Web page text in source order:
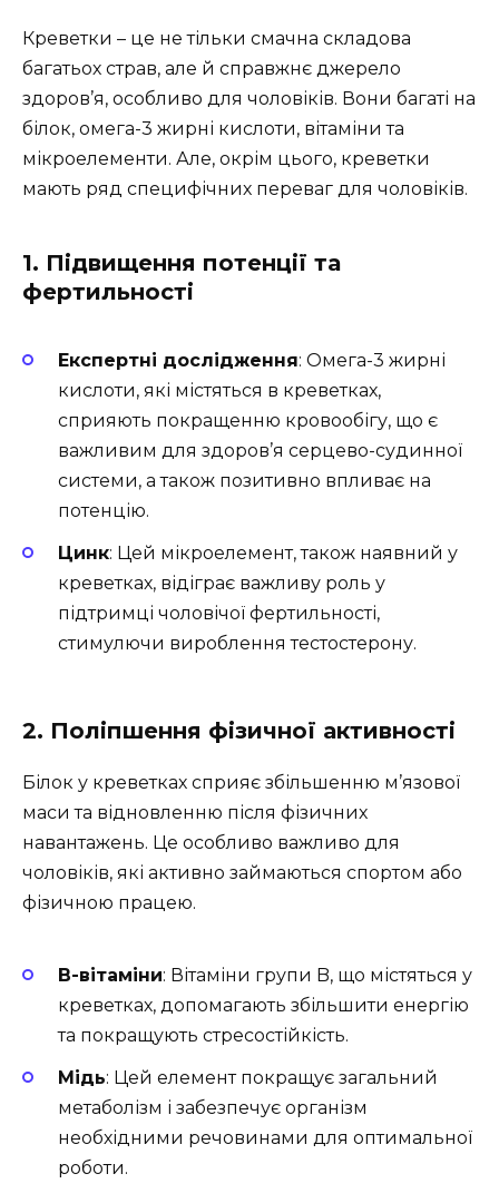
Креветки – це не тільки смачна складова
багатьох страв, але й справжнє джерело
здоров’я, особливо для чоловіків. Вони багаті на
білок, омега-3 жирні кислоти, вітаміни та
мікроелементи. Але, окрім цього, креветки
мають ряд специфічних переваг для чоловіків.
1. Підвищення потенції та
фертильності
Експертні дослідження: Омега-3 жирні
кислоти, які містяться в креветках,
сприяють покращенню кровообігу, що є
важливим для здоров’я серцево-судинної
системи, а також позитивно впливає на
потенцію.
Цинк: Цей мікроелемент, також наявний у
креветках, відіграє важливу роль у
підтримці чоловічої фертильності,
стимулючи вироблення тестостерону.
2. Поліпшення фізичної активності
Білок у креветках сприяє збільшенню м’язової
маси та відновленню після фізичних
навантажень. Це особливо важливо для
чоловіків, які активно займаються спортом або
фізичною працею.
B-вітаміни: Вітаміни групи B, що містяться у
креветках, допомагають збільшити енергію
та покращують стресостійкість.
Мідь: Цей елемент покращує загальний
метаболізм і забезпечує організм
необхідними речовинами для оптимальної
роботи.